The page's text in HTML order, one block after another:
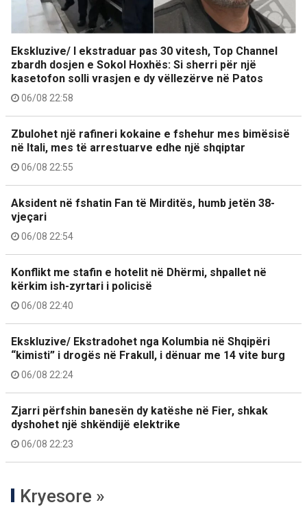
Ekskluzive/ I ekstraduar pas 30 vitesh, Top Channel
zbardh dosjen e Sokol Hoxhës: Si sherri për një
kasetofon solli vrasjen e dy vëllezërve në Patos
06/08 22:58
Zbulohet një rafineri kokaine e fshehur mes bimësisë
në Itali, mes të arrestuarve edhe një shqiptar
06/08 22:55
Aksident në fshatin Fan të Mirditës, humb jetën 38-
vjeçari
06/08 22:54
Konflikt me stafin e hotelit në Dhërmi, shpallet në
kërkim ish-zyrtari i policisë
06/08 22:40
Ekskluzive/ Ekstradohet nga Kolumbia në Shqipëri
“kimisti” i drogës në Frakull, i dënuar me 14 vite burg
06/08 22:24
Zjarri përfshin banesën dy katëshe në Fier, shkak
dyshohet një shkëndijë elektrike
06/08 22:23
Kryesore »